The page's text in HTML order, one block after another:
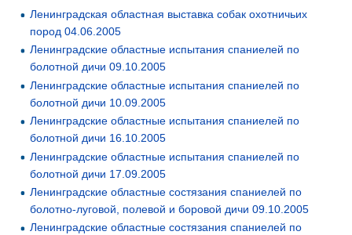
Ленинградская областная выставка собак охотничьих
пород 04.06.2005
Ленинградские областные испытания спаниелей по
болотной дичи 09.10.2005
Ленинградские областные испытания спаниелей по
болотной дичи 10.09.2005
Ленинградские областные испытания спаниелей по
болотной дичи 16.10.2005
Ленинградские областные испытания спаниелей по
болотной дичи 17.09.2005
Ленинградские областные состязания спаниелей по
болотно-луговой, полевой и боровой дичи 09.10.2005
Ленинградские областные состязания спаниелей по